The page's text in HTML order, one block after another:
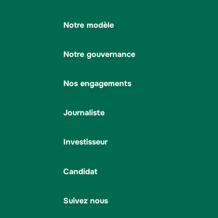
Notre modèle
Notre gouvernance
Nos engagements
Journaliste
Investisseur
Candidat
Suivez nous